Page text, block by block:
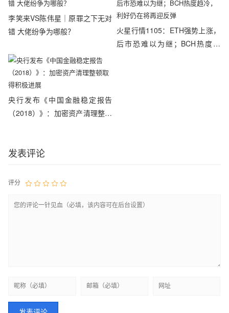
李笑来VS陈伟星｜原罪之下无对
错 大佬纷争为哪般？
火星行情1105：ETH强势上涨，
后市恐难以为继；BCH热度趋
央行发布《中国金融稳定报告
（2018）》：加密资产清理整顿
发表评论
评分